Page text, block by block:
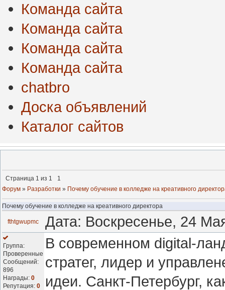
Команда сайта
Команда сайта
Команда сайта
Команда сайта
chatbro
Доска объявлений
Каталог сайтов
Страница 1 из 1
1
Форум » Разработки » Почему обучение в колледже на креативного
Почему обучение в колледже на креативного директора
fthtgwupmc Дата: Воскресенье, 24
Группа:
Проверенные
Сообщений:
896
Награды: 0
Репутация: 0
В современном digital-
стратег, лидер и
идеи. Санкт-Петербург,